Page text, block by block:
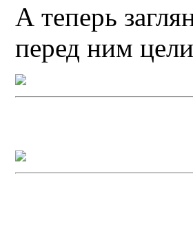
А теперь
перед ним